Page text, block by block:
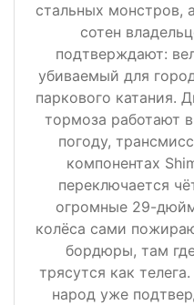
стальных монстров,
сотен
подтверждают:
убиваемый для
паркового катания.
тормоза работают
погоду,
компонентах
переключается
огромные 29-
колёса сами
бордюры, там
трясутся как
народ уже